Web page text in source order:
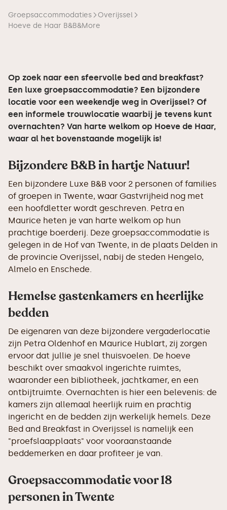
Groepsaccommodaties
Overijssel
Hoeve de Haar B&B&More
Op zoek naar een sfeervolle bed and breakfast?
Een luxe groepsaccommodatie? Een bijzondere
locatie voor een weekendje weg in Overijssel? Of
een informele trouwlocatie waarbij je tevens kunt
overnachten? Van harte welkom op Hoeve de Haar,
waar al het bovenstaande mogelijk is!
Bijzondere B&B in hartje Natuur!
Een bijzondere Luxe B&B voor 2 personen of families
of groepen in Twente, waar Gastvrijheid nog met
een hoofdletter wordt geschreven. Petra en
Maurice heten je van harte welkom op hun
prachtige boerderij. Deze groepsaccommodatie is
gelegen in de Hof van Twente, in de plaats Delden in
de provincie Overijssel, nabij de steden Hengelo,
Almelo en Enschede.
Hemelse gastenkamers en heerlijke
bedden
De eigenaren van deze bijzondere vergaderlocatie
zijn Petra Oldenhof en Maurice Hublart, zij zorgen
ervoor dat jullie je snel thuisvoelen. De hoeve
beschikt over smaakvol ingerichte ruimtes,
waaronder een bibliotheek, jachtkamer, en een
ontbijtruimte. Overnachten is hier een belevenis: de
kamers zijn allemaal heerlijk ruim en prachtig
ingericht en de bedden zijn werkelijk hemels. Deze
Bed and Breakfast in Overijssel is namelijk een
"proefslaapplaats" voor vooraanstaande
beddemerken en daar profiteer je van.
Groepsaccommodatie voor 18
personen in Twente